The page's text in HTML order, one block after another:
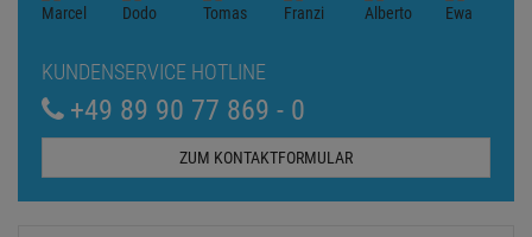
KUNDENSERVICE HOTLINE
+49 89 90 77 869 - 0
ZUM KONTAKTFORMULAR